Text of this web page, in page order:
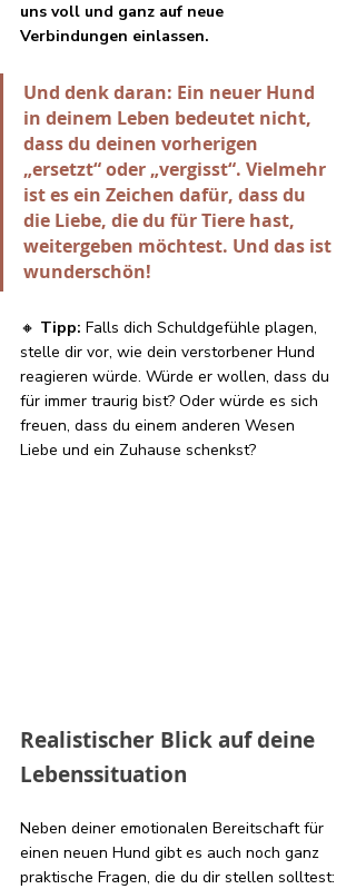
uns voll und ganz auf neue
Verbindungen einlassen.
Und denk daran: Ein neuer Hund
in deinem Leben bedeutet nicht,
dass du deinen vorherigen
„ersetzt“ oder „vergisst“. Vielmehr
ist es ein Zeichen dafür, dass du
die Liebe, die du für Tiere hast,
weitergeben möchtest. Und das ist
wunderschön!
🔸 Tipp: Falls dich Schuldgefühle plagen,
stelle dir vor, wie dein verstorbener Hund
reagieren würde. Würde er wollen, dass du
für immer traurig bist? Oder würde es sich
freuen, dass du einem anderen Wesen
Liebe und ein Zuhause schenkst?
Realistischer Blick auf deine
Lebenssituation
Neben deiner emotionalen Bereitschaft für
einen neuen Hund gibt es auch noch ganz
praktische Fragen, die du dir stellen solltest: